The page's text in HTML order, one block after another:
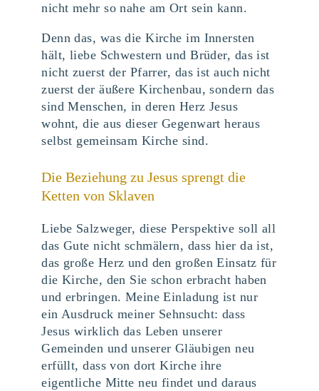
nicht mehr so nahe am Ort sein kann.
Denn das, was die Kirche im Innersten
hält, liebe Schwestern und Brüder, das ist
nicht zuerst der Pfarrer, das ist auch nicht
zuerst der äußere Kirchenbau, sondern das
sind Menschen, in deren Herz Jesus
wohnt, die aus dieser Gegenwart heraus
selbst gemeinsam Kirche sind.
Die Beziehung zu Jesus sprengt die
Ketten von Sklaven
Liebe Salzweger, diese Perspektive soll all
das Gute nicht schmälern, dass hier da ist,
das große Herz und den großen Einsatz für
die Kirche, den Sie schon erbracht haben
und erbringen. Meine Einladung ist nur
ein Ausdruck meiner Sehnsucht: dass
Jesus wirklich das Leben unserer
Gemeinden und unserer Gläubigen neu
erfüllt, dass von dort Kirche ihre
eigentliche Mitte neu findet und daraus